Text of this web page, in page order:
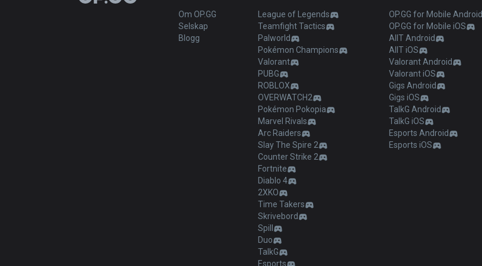
Om OP.GG
Selskap
Blogg
League of Legends
Teamfight Tactics
Palworld
Pokémon Champions
Valorant
PUBG
ROBLOX
OVERWATCH2
Pokémon Pokopia
Marvel Rivals
Arc Raiders
Slay The Spire 2
Counter Strike 2
Fortnite
Diablo 4
2XKO
Time Takers
Skrivebord
Spill
Duo
TalkG
Esports
OP.GG for Mobile Android
OP.GG for Mobile iOS
AllT Android
AllT iOS
Valorant Android
Valorant iOS
Gigs Android
Gigs iOS
TalkG Android
TalkG iOS
Esports Android
Esports iOS